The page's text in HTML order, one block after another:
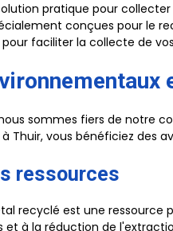
pratique pour
conçues pour le
faciliter la collecte de
sommes fiers de notre
Thuir, vous bénéficiez des
ressources
recyclé est une ressource
et à la réduction de